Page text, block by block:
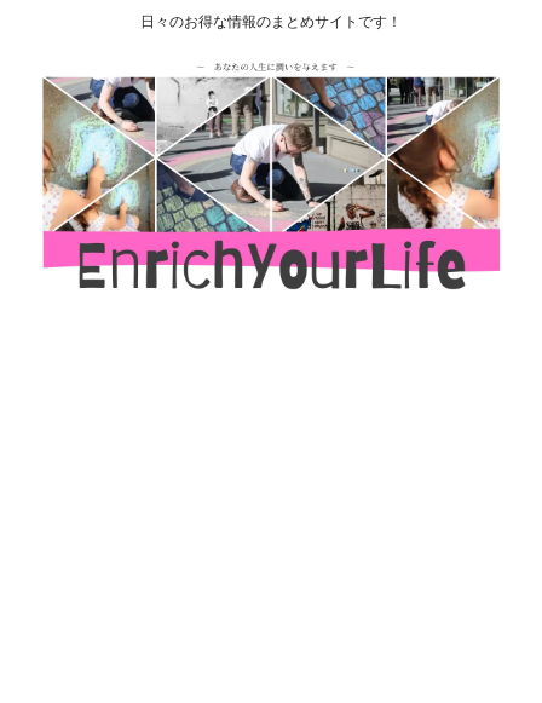
日々のお得な情報のまとめサイトです！